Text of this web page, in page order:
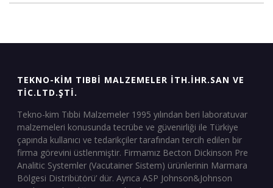
TEKNO-KIM TIBBI MALZEMELER İTH.İHR.SAN VE
TIC.LTD.ŞTI.
Tekno-kim Tıbbi Malzemeler 1995 yılından beri laboratuvar
malzemeleri konusunda tecrübe ve güvenirliği ile Türkiye
çapında kullanıcı ve tedarikçiler tarafından tercih edilen bir
firma görevini üstlenmiştir. Firmamız Becton Dickinson Pre
Analitic Systemler (Vacutainer Sistem) ürünlerinin Marmara
Bölgesi Distribütörü’ dür. Ayrıca ASP Johnson&Johnson